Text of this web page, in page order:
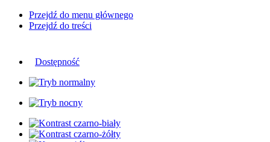
Przejdź do menu głównego
Przejdź do treści
Dostępność